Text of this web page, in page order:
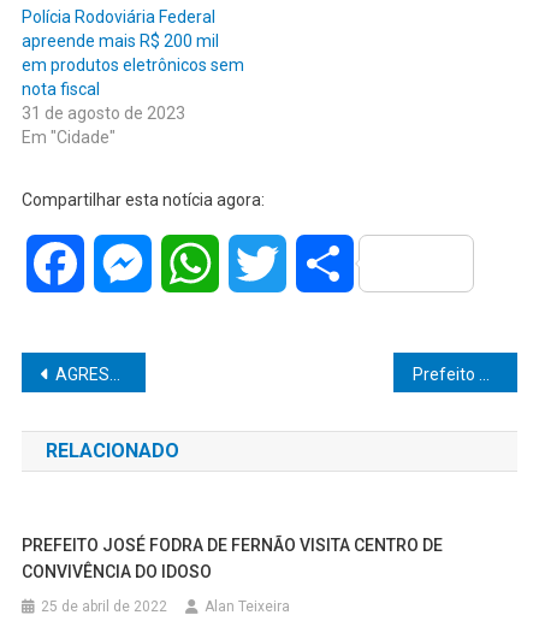
Polícia Rodoviária Federal
apreende mais R$ 200 mil
em produtos eletrônicos sem
nota fiscal
31 de agosto de 2023
Em "Cidade"
Compartilhar esta notícia agora:
Facebook MessengerWhatsAppTwitter Share
Navegação
de
Post
AGRESSOR PRESO EM FLAGRANTE POR VIOLÊNCIA DOMÉSTICA ERA PROCURADO POR HOMICÍDIO
RELACIONADO
PREFEITO JOSÉ FODRA DE FERNÃO VISITA CENTRO DE
CONVIVÊNCIA DO IDOSO
25 de abril de 2022 Alan Teixeira